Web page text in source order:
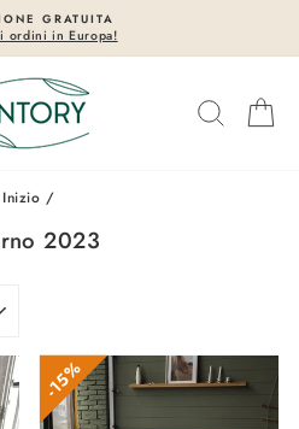
Metti
pausa
presentazione
GRATUITA
ordini in Europa!
Cerca
Inizio /
2023
15%